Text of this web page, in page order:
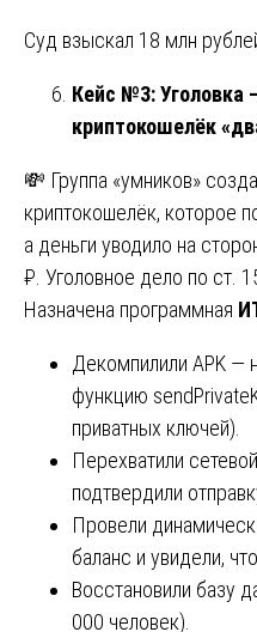
Суд взыскал 18 млн
Кейс №3:
криптокошелёк
💸 Группа «умников»
криптокошелёк, которое
а деньги уводило на
₽. Уголовное дело по ст.
Назначена программная
Декомпилили APK —
функцию
приватных ключей).
Перехватили
подтвердили
Провели
баланс и увидели,
Восстановили базу
000 человек).